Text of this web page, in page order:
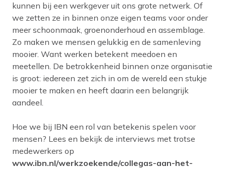
kunnen bij een werkgever uit ons grote netwerk. Of
we zetten ze in binnen onze eigen teams voor onder
meer schoonmaak, groenonderhoud en assemblage.
Zo maken we mensen gelukkig en de samenleving
mooier. Want werken betekent meedoen en
meetellen. De betrokkenheid binnen onze organisatie
is groot: iedereen zet zich in om de wereld een stukje
mooier te maken en heeft daarin een belangrijk
aandeel.
Hoe we bij IBN een rol van betekenis spelen voor
mensen? Lees en bekijk de interviews met trotse
medewerkers op
www.ibn.nl/werkzoekende/collegas-aan-het-